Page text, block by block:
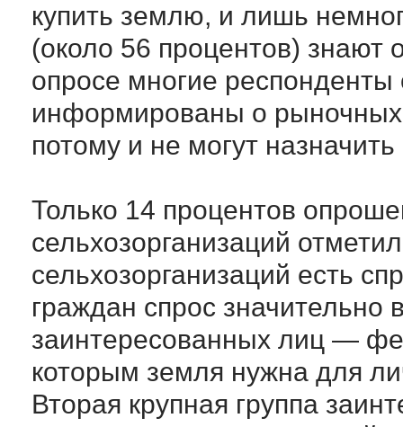
купить землю, и лишь
(около 56 процентов)
опросе многие респонденты
информированы о
потому и не могут
Только 14 процентов
сельхозорганизаций
сельхозорганизаций есть
граждан спрос
заинтересованных лиц —
которым земля нужна для
Вторая крупная группа